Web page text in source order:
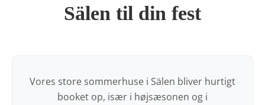
Sälen til din fest
Vores store sommerhuse i Sälen bliver hurtigt
booket op, især i højsæsonen og i